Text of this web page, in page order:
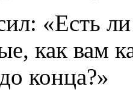
«Есть
как вам
конца?»